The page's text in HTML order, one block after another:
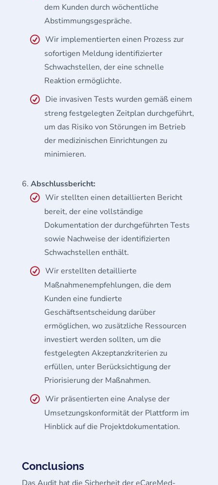
dem Kunden durch wöchentliche
Abstimmungsgespräche.
Wir implementierten einen Prozess zur
sofortigen Meldung identifizierter
Schwachstellen, der eine schnelle
Reaktion ermöglichte.
Die invasiven Tests wurden gemäß einem
streng festgelegten Zeitplan durchgeführt,
um das Risiko von Störungen im Betrieb
der medizinischen Einrichtungen zu
minimieren.
Abschlussbericht:
Wir stellten einen detaillierten Bericht
bereit, der eine vollständige
Dokumentation der durchgeführten Tests
sowie Nachweise der identifizierten
Schwachstellen enthält.
Wir erstellten detaillierte
Maßnahmenempfehlungen, die dem
Kunden eine fundierte
Geschäftsentscheidung darüber
ermöglichen, wo zusätzliche Ressourcen
investiert werden sollten, um die
festgelegten Akzeptanzkriterien zu
erfüllen, unter Berücksichtigung der
Priorisierung der Maßnahmen.
Wir präsentierten eine Analyse der
Umsetzungskonformität der Plattform im
Hinblick auf die Projektdokumentation.
Conclusions